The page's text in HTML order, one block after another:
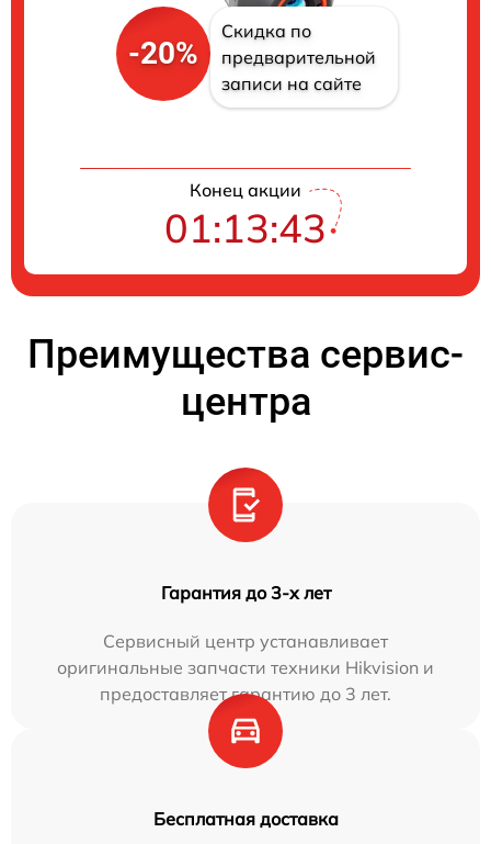
-20%
Скидка по
предварительной
записи на сайте
Конец акции
01:13:42
Преимущества сервис-
центра
Гарантия до 3-х лет
Сервисный центр устанавливает
оригинальные запчасти техники Hikvision и
предоставляет гарантию до 3 лет.
Бесплатная доставка